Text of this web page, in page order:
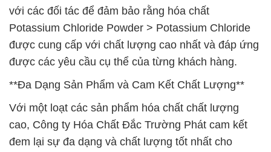
với các đối tác để đảm bảo rằng hóa chất
Potassium Chloride Powder > Potassium Chloride
được cung cấp với chất lượng cao nhất và đáp ứng
được các yêu cầu cụ thể của từng khách hàng.
**Đa Dạng Sản Phẩm và Cam Kết Chất Lượng**
Với một loạt các sản phẩm hóa chất chất lượng
cao, Công ty Hóa Chất Đắc Trường Phát cam kết
đem lại sự đa dạng và chất lượng tốt nhất cho